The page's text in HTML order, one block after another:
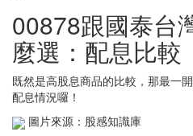
00878跟國泰台
麼選：配息比較
既然是高股息商品的比較，那最一
配息情況囉！
圖片來源：股感知識庫